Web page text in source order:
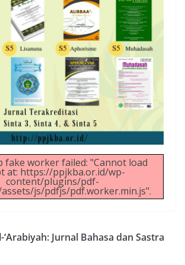
fake worker failed: "Cannot load
at: https://ppjkba.or.id/wp-
content/plugins/pdf-
js/pdfjs/pdf.worker.min.js".
Jurnal Bahasa dan Sastra